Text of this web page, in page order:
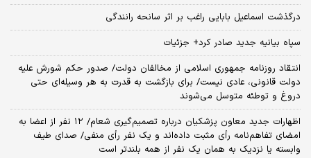
درگذشت اسماعیل بابایی راغب بر اثر سانحه رانندگی
سپاه بیانیه جدید صادر کرد+ جزئیات
انتقاد روزنامه جمهوری اسلامی از مخالفان دولت/ صدور حکم شورش علیه
دولت قانونی، عادی نیست/ برای بازگشت به قدرت به هر وسیله‌ای حتی
دروغ و توطئه متوسل می‌شوند
اظهارات جدید معاون پزشکیان درباره تصمیم‌گیری شعام/ ۱۲ نفر از اعضا به
امضای تفاهم‌نامه رأی مثبت داده‌اند و یک نفر رأی منفی/ صدای طیف
وابسته یا نزدیک به همان یک نفر از همه بلندتر است